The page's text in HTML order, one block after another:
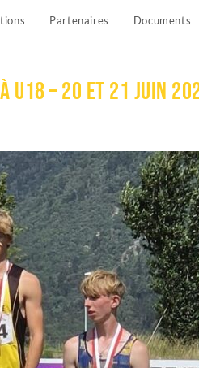
Partenaires Documents
U18 – 20 et 21 juin